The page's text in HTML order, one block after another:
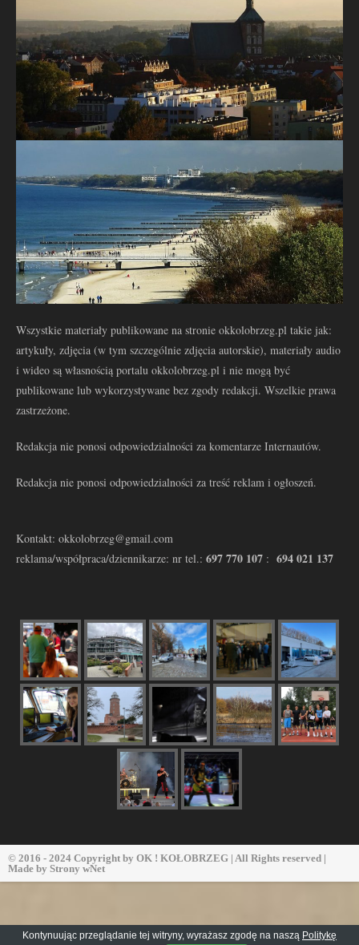
Wszystkie materiały publikowane na stronie okkolobrzeg.pl takie jak:
artykuły, zdjęcia (w tym szczególnie zdjęcia autorskie), materiały audio
i wideo są własnością portalu okkolobrzeg.pl i nie mogą być
publikowane lub wykorzystywane bez zgody redakcji. Wszelkie prawa
zastrzeżone.
Redakcja nie ponosi odpowiedzialności za komentarze Internautów.
Redakcja nie ponosi odpowiedzialności za treść reklam i ogłoszeń.
Kontakt: okkolobrzeg@gmail.com
reklama/współpraca/dziennikarze: nr tel.: 697 770 107 : 694 021 137
© 2016 - 2024 Copyright by OK ! KOŁOBRZEG | All Rights reserved |
Made by Strony wNet
Kontynuując przeglądanie tej witryny, wyrażasz zgodę na naszą Politykę